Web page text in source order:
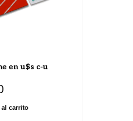
en u$s c-u
carrito